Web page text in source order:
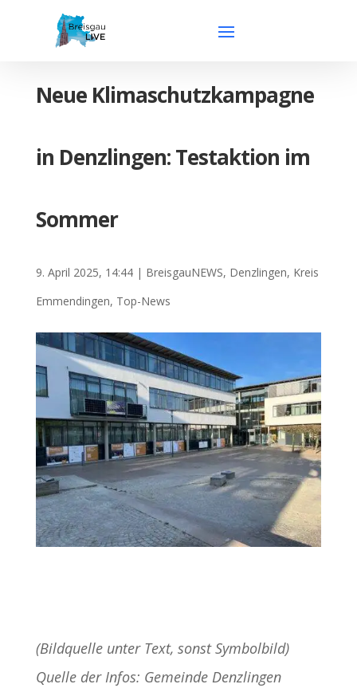
Neue Klimaschutzkampagne
in Denzlingen: Testaktion im
Sommer
9. April 2025, 14:44| BreisgauNEWS, Denzlingen, Kreis
Emmendingen, Top-News
(Bildquelle unter Text, sonst Symbolbild)
Quelle der Infos: Gemeinde Denzlingen